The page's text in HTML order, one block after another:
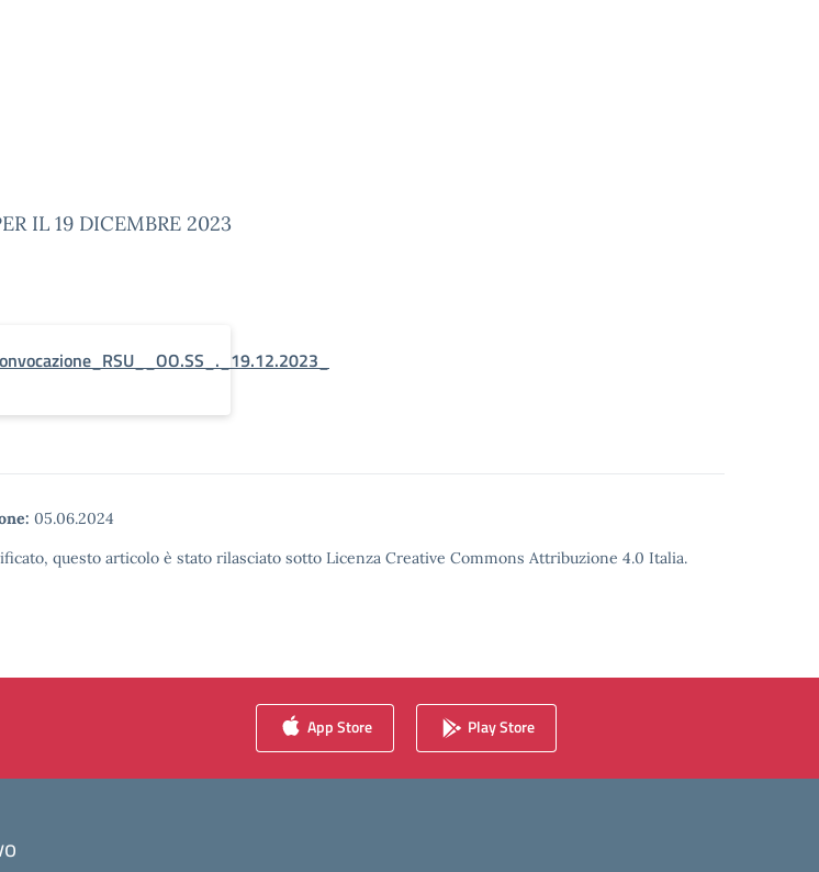
IL 19 DICEMBRE 2023
05.06.2024
questo articolo è stato rilasciato sotto Licenza Creative Commons Attribuzione 4.0 Italia.
App Store Play Store